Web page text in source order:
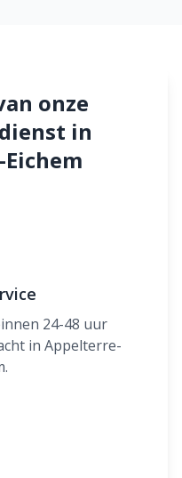
onze
in
24-48 uur
in Appelterre-